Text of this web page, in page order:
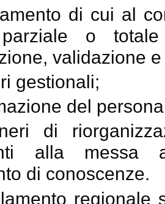
di cui al
parziale o
validazione
gestionali;
del
di
alla messa
di conoscenze.
regionale